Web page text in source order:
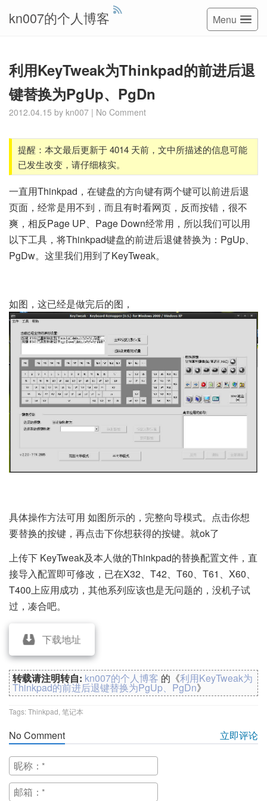
kn007的个人博客 Menu
利用KeyTweak为Thinkpad的前进后退
键替换为PgUp、PgDn
2012.04.15 by kn007 | No Comment
提醒：本文最后更新于 4014 天前，文中所描述的信息可能
已发生改变，请仔细核实。
一直用Thinkpad，在键盘的方向键有两个键可以前进后退
页面，经常是用不到，而且有时看网页，反而按错，很不
爽，相反Page UP、Page Down经常用，所以我们可以用
以下工具，将Thinkpad键盘的前进后退健替换为：PgUp、
PgDw。这里我们用到了KeyTweak。
如图，这已经是做完后的图，
具体操作方法可用 如图所示的，完整向导模式。点击你想
要替换的按键，再点击下你想获得的按键。就ok了
上传下 KeyTweak及本人做的Thinkpad的替换配置文件，直
接导入配置即可修改，已在X32、T42、T60、T61、X60、
T400上应用成功，其他系列应该也是无问题的，没机子试
过，凑合吧。
下载地址
转载请注明转自: kn007的个人博客 的《利用KeyTweak为
Thinkpad的前进后退键替换为PgUp、PgDn》
Tags:Thinkpad 笔记本
No Comment 立即评论
昵称：
邮箱：